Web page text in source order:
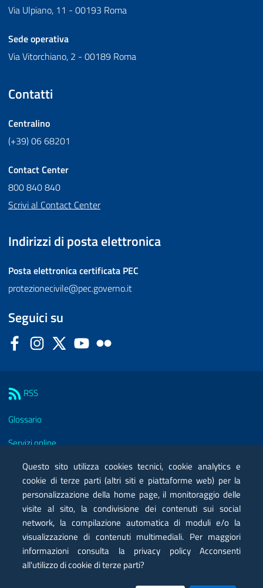
Via Ulpiano, 11 - 00193 Roma
Sede operativa
Via Vitorchiano, 2 - 00189 Roma
Contatti
Centralino
(+39) 06 68201
Contact Center
800 840 840
Scrivi al Contact Center
Indirizzi di posta elettronica
Posta elettronica certificata PEC
protezionecivile@pec.governo.it
Seguici su
FacebookInstagram
Twitter YouTube
RSS
Glossario
Servizi online
Moduli
Posta elettronica certificata PEC
Privacy
Note legali
Contatti
Questo sito utilizza cookies tecnici, cookie analytics e
cookie di terze parti (altri siti e piattaforme web) per la
personalizzazione della home page, il monitoraggio delle
visite al sito, la condivisione dei contenuti sui social
network, la compilazione automatica di moduli e/o la
visualizzazione di contenuti multimediali. Per maggiori
informazioni consulta la privacy policy Acconsenti
all'utilizzo di cookie di terze parti?